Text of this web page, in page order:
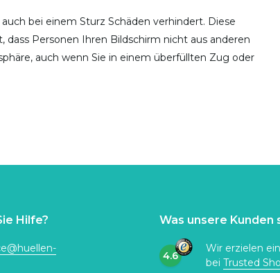
bei einem Sturz Schäden verhindert. Diese
dass Personen Ihren Bildschirm nicht aus anderen
auch wenn Sie in einem überfüllten Zug oder
Hilfe? Was unsere Kunden
4.6
Wir erzielen
bei Trusted